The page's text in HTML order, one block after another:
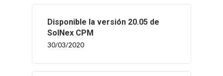
Disponible la versión 20.05 de
SolNex CPM
30/03/2020